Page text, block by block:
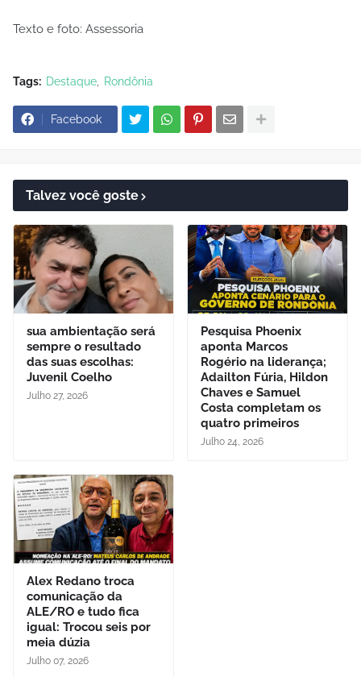
Texto e foto: Assessoria
Tags: Destaque Rondônia
Facebook
Talvez você goste
sua ambientação será
sempre o resultado
das suas escolhas:
Juvenil Coelho
Julho 27, 2026
Pesquisa Phoenix
aponta Marcos
Rogério na liderança;
Adailton Fúria, Hildon
Chaves e Samuel
Costa completam os
quatro primeiros
Julho 24, 2026
Alex Redano troca
comunicação da
ALE/RO e tudo fica
igual: Trocou seis por
meia dúzia
Julho 07, 2026